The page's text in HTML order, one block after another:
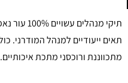
תיקי
תאים ייעודיים למנהל המודרני.
מתכווננת ורוכסני מתכת איכותיים. רודי מאז